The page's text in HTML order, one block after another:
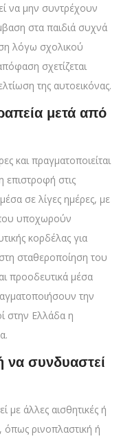
να μην συντρέχουν
στα παιδιά συχνά
λόγω σχολικού
σχετίζεται
της αυτοεικόνας.
μετά από
και πραγματοποιείται
επιστροφή στις
σε λίγες ημέρες, με
υποχωρούν
κορδέλας για
σταθεροποίηση του
προοδευτικά μέσα
την
στην Ελλάδα η
να συνδυαστεί
με άλλες αισθητικές ή
όπως ρινοπλαστική ή